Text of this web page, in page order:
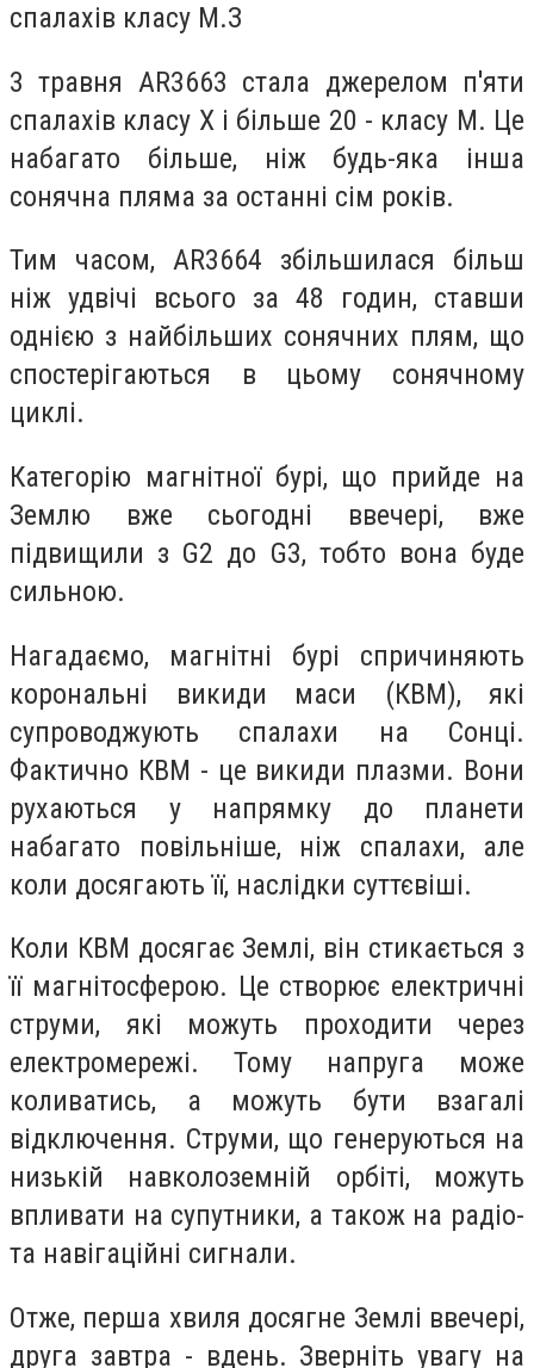
спалахів класу М.З
3 травня AR3663 стала джерелом п'яти
спалахів класу Х і більше 20 - класу М. Це
набагато більше, ніж будь-яка інша
сонячна пляма за останні сім років.
Тим часом, AR3664 збільшилася більш
ніж удвічі всього за 48 годин, ставши
однією з найбільших сонячних плям, що
спостерігаються в цьому сонячному
циклі.
Категорію магнітної бурі, що прийде на
Землю вже сьогодні ввечері, вже
підвищили з G2 до G3, тобто вона буде
сильною.
Нагадаємо, магнітні бурі спричиняють
корональні викиди маси (КВМ), які
супроводжують спалахи на Сонці.
Фактично КВМ - це викиди плазми. Вони
рухаються у напрямку до планети
набагато повільніше, ніж спалахи, але
коли досягають її, наслідки суттєвіші.
Коли КВМ досягає Землі, він стикається з
її магнітосферою. Це створює електричні
струми, які можуть проходити через
електромережі. Тому напруга може
коливатись, а можуть бути взагалі
відключення. Струми, що генеруються на
низькій навколоземній орбіті, можуть
впливати на супутники, а також на радіо-
та навігаційні сигнали.
Отже, перша хвиля досягне Землі ввечері,
друга завтра - вдень. Зверніть увагу на